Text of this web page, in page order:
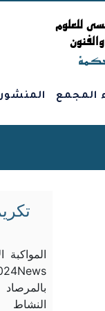
المجمع
النشاط